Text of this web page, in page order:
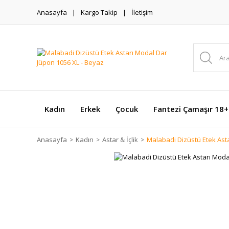
Anasayfa Kargo Takip İletişim
Kadın Erkek Çocuk Fantezi Çamaşır 18+
Anasayfa Kadın Astar & İçlik Malabadi Dizüstü Etek